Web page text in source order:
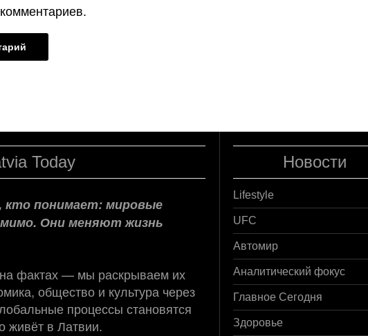
Today
кто понимает: мировые
Они меняют жизнь
фактах — мы раскрываем их
общество и культура через
процессы становятся
живёт в Латвии.
Новости
Lifestyle
UFC
Автомир
Аналитический фокус
Главное Сегодня
Здоровье